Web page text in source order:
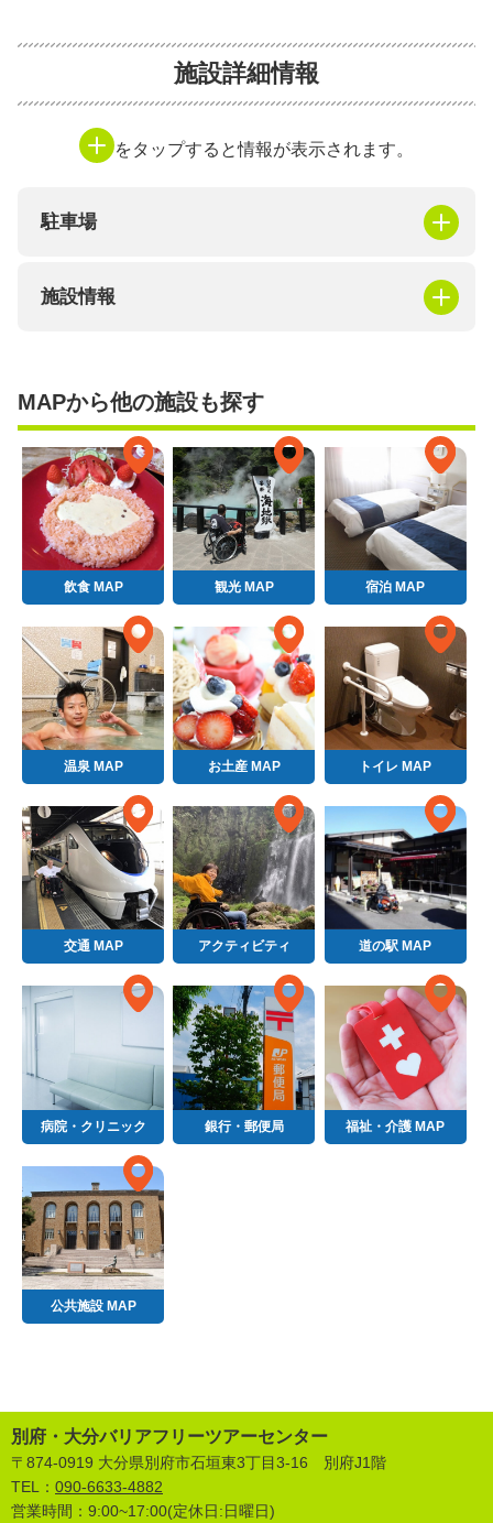
施設詳細情報
をタップすると情報が表示されます。
駐車場
施設情報
MAPから他の施設も探す
飲食 MAP 観光 MAP 宿泊 MAP
温泉 MAP お土産 MAP トイレ MAP
交通 MAP アクティビティ 道の駅 MAP
病院・クリニック 銀行・郵便局 福祉・介護 MAP
公共施設 MAP
別府・大分バリアフリーツアーセンター
〒874-0919 大分県別府市石垣東3丁目3-16 別府J1階
TEL： 090-6633-4882
営業時間：9:00~17:00(定休日:日曜日)